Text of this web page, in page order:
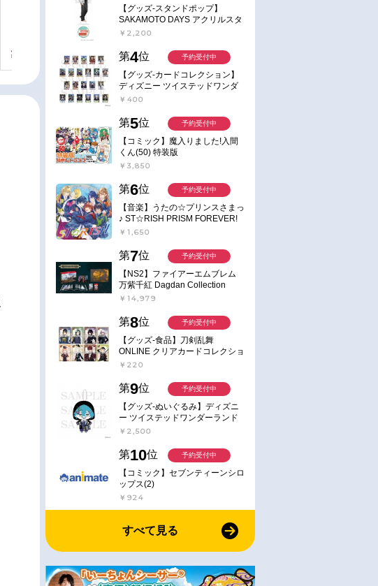
【DVD】TV ナカノヒトゲノム
￥8,800
【DVD】TV ナカノヒトゲノム
【実況中】Vol.3
￥8,800
【グッズ-スタンドポップ】
SAKAMOTO DAYS アクリルスタ
ンド～Sunny Afternoon～ 4.南雲
￥2,200
第4位
【グッズ-カードコレクション】
ディズニー ツイステッドワンダ
ーランド ランダムカードコレク
￥400
予約受付中
第5位
【コミック】魔入りました!入間
くん(50) 特装版
￥3,850
予約受付中
第6位
【音楽】うたの☆プリンスさまっ
♪ ST☆RISH PRISM FOREVER!
￥1,650
予約受付中
第7位
【NS2】ファイアーエムブレム
万紫千紅 Dagdan Collection
￥14,979
予約受付中
第8位
【グッズ-食品】刀剣乱舞
ONLINE クリアカードコレクショ
ンガム
￥220
予約受付中
第9位
【グッズ-ぬいぐるみ】ディズニ
ー ツイステッドワンダーランド
ミニミニぬいぐるみ(クラブ・ウ
￥2,500
予約受付中
第10位
【コミック】セブンティーンシロ
ップス(2)
￥924
予約受付中
すべて見る